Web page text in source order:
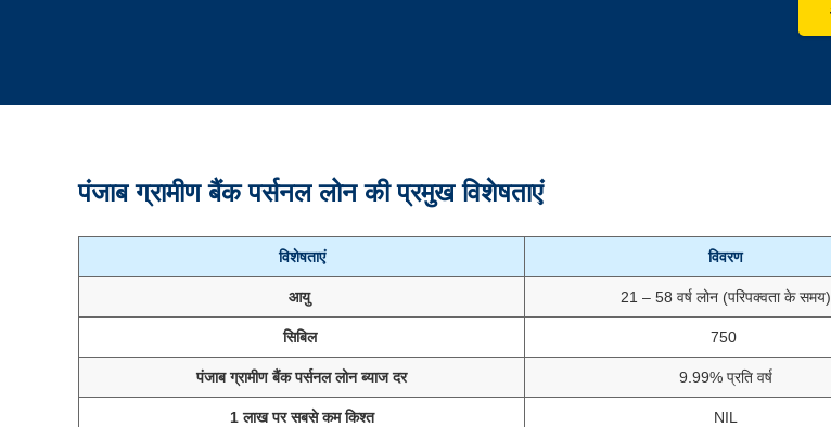
पंजाब ग्रामीण बैंक पर्सनल लोन की प्रमुख विशेषताएं
विशेषताएं विवरण
आयु 21 – 58 वर्ष लोन (परिपक्वता के समय)
सिबिल 750
पंजाब ग्रामीण बैंक पर्सनल लोन ब्याज दर 9.99% प्रति वर्ष
1 लाख पर सबसे कम किश्त NIL